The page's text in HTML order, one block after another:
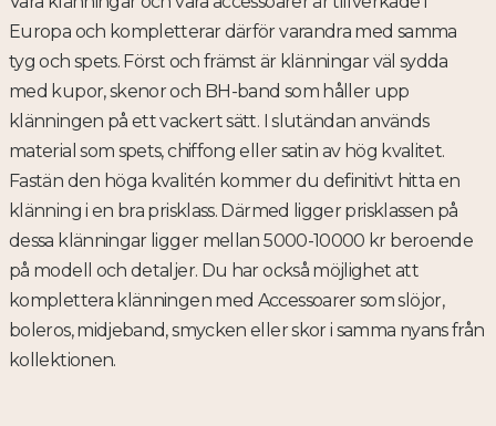
Europa och kompletterar därför varandra med samma
tyg och spets. Först och främst är klänningar väl sydda
med kupor, skenor och BH-band som håller upp
klänningen på ett vackert sätt. I slutändan används
material som spets, chiffong eller satin av hög kvalitet.
Fastän den höga kvalitén kommer du definitivt hitta en
klänning i en bra prisklass. Därmed ligger prisklassen på
dessa klänningar ligger mellan 5000-10000 kr beroende
på modell och detaljer. Du har också möjlighet att
komplettera klänningen med Accessoarer som slöjor,
boleros, midjeband, smycken eller skor i samma nyans från
kollektionen.